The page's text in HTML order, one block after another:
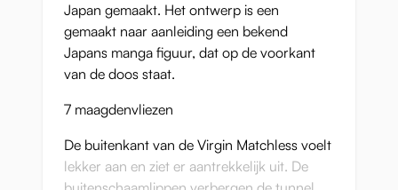
Japan gemaakt. Het ontwerp is een
gemaakt naar aanleiding een bekend
Japans manga figuur, dat op de voorkant
van de doos staat.
7 maagdenvliezen
De buitenkant van de Virgin Matchless voelt
lekker aan en ziet er aantrekkelijk uit. De